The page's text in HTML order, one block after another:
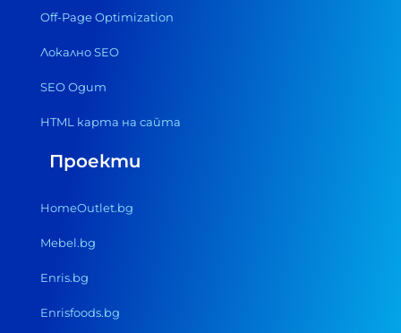
Off-Page Optimization
Локално SEO
SEO Одит
HTML карта на сайта
Проекти
HomeOutlet.bg
Mebel.bg
Enris.bg
Enrisfoods.bg